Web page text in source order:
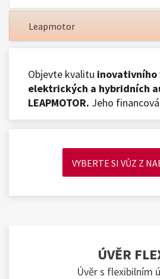
Leapmotor
Objevte kvalitu inovativního
elektrických a hybridních
LEAPMOTOR. Jeho
VYBERTE SI VŮZ Z
ÚVĚR
Úvěr s flexibilním